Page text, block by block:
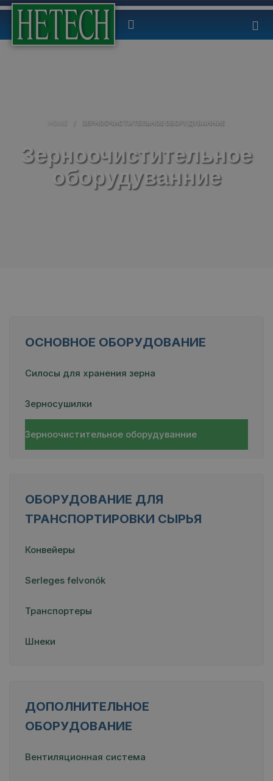
HOME / ЗЕРНООЧИСТИТЕЛЬНОЕ ОБОРУДУВАННИЕ
Зерноочистительное
оборудуванние
ОСНОВНОЕ ОБОРУДОВАНИЕ
Силосы для хранения зерна
Зерносушилки
Зерноочистительное оборудуванние
ОБОРУДОВАНИЕ ДЛЯ
ТРАНСПОРТИРОВКИ СЫРЬЯ
Конвейеры
Serleges felvonók
Транспортеры
Шнеки
ДОПОЛНИТЕЛЬНОЕ
ОБОРУДОВАНИЕ
Вентиляционная система